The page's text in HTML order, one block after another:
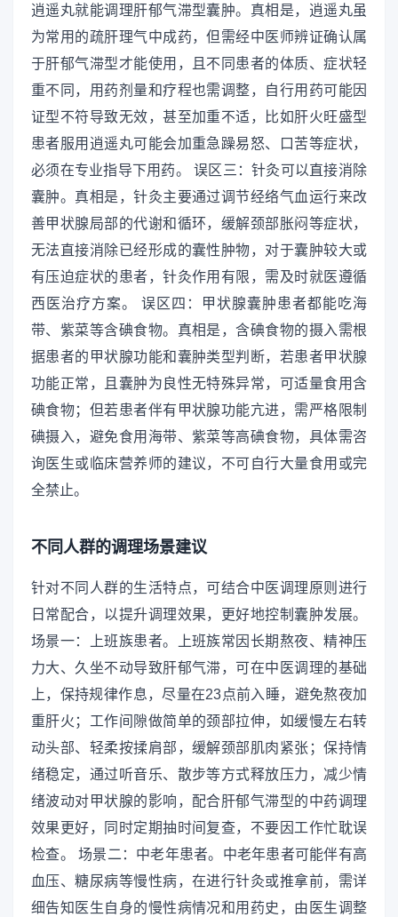
逍遥丸就能调理肝郁气滞型囊肿。真相是，逍遥丸虽
为常用的疏肝理气中成药，但需经中医师辨证确认属
于肝郁气滞型才能使用，且不同患者的体质、症状轻
重不同，用药剂量和疗程也需调整，自行用药可能因
证型不符导致无效，甚至加重不适，比如肝火旺盛型
患者服用逍遥丸可能会加重急躁易怒、口苦等症状，
必须在专业指导下用药。 误区三：针灸可以直接消除
囊肿。真相是，针灸主要通过调节经络气血运行来改
善甲状腺局部的代谢和循环，缓解颈部胀闷等症状，
无法直接消除已经形成的囊性肿物，对于囊肿较大或
有压迫症状的患者，针灸作用有限，需及时就医遵循
西医治疗方案。 误区四：甲状腺囊肿患者都能吃海
带、紫菜等含碘食物。真相是，含碘食物的摄入需根
据患者的甲状腺功能和囊肿类型判断，若患者甲状腺
功能正常，且囊肿为良性无特殊异常，可适量食用含
碘食物；但若患者伴有甲状腺功能亢进，需严格限制
碘摄入，避免食用海带、紫菜等高碘食物，具体需咨
询医生或临床营养师的建议，不可自行大量食用或完
全禁止。
不同人群的调理场景建议
针对不同人群的生活特点，可结合中医调理原则进行
日常配合，以提升调理效果，更好地控制囊肿发展。
场景一：上班族患者。上班族常因长期熬夜、精神压
力大、久坐不动导致肝郁气滞，可在中医调理的基础
上，保持规律作息，尽量在23点前入睡，避免熬夜加
重肝火；工作间隙做简单的颈部拉伸，如缓慢左右转
动头部、轻柔按揉肩部，缓解颈部肌肉紧张；保持情
绪稳定，通过听音乐、散步等方式释放压力，减少情
绪波动对甲状腺的影响，配合肝郁气滞型的中药调理
效果更好，同时定期抽时间复查，不要因工作忙耽误
检查。 场景二：中老年患者。中老年患者可能伴有高
血压、糖尿病等慢性病，在进行针灸或推拿前，需详
细告知医生自身的慢性病情况和用药史，由医生调整